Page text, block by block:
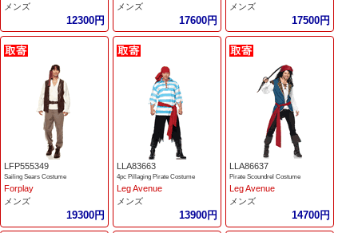
メンズ
12300円
メンズ
17600円
メンズ
17500円
LFP555349
Sailing Sears Costume
Forplay
メンズ
19300円
LLA83663
4pc Pillaging Pirate Costume
Leg Avenue
メンズ
13900円
LLA86637
Pirate Scoundrel Costume
Leg Avenue
メンズ
14700円